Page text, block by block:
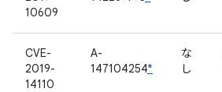
10609
CVE-
2019-
14110
A-
147104254*
な
し